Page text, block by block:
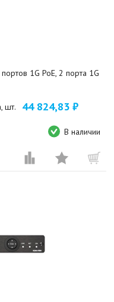
1G PoE, 2 порта 1G
шт. 44 824,83 ₽
В наличии